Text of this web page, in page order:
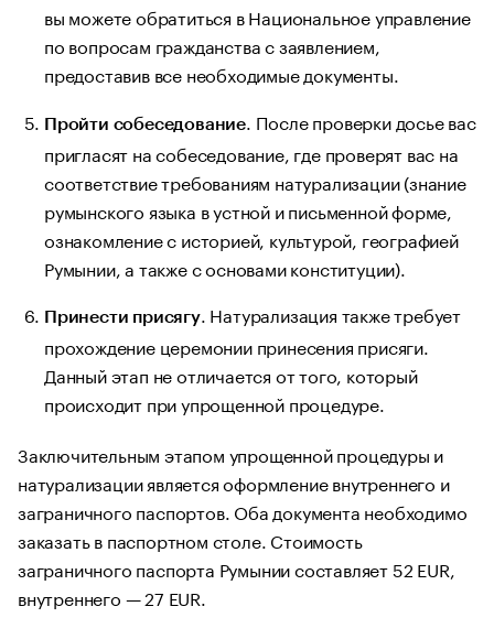
вы можете обратиться в Национальное управление
по вопросам гражданства с заявлением,
предоставив все необходимые документы.
Пройти собеседование
. После проверки досье вас
пригласят на собеседование, где проверят вас на
соответствие требованиям натурализации (знание
румынского языка в устной и письменной форме,
ознакомление с историей, культурой, географией
Румынии, а также с основами конституции).
Принести присягу. Натурализация также требует
прохождение церемонии принесения присяги.
Данный этап не отличается от того, который
происходит при упрощенной процедуре.
Заключительным этапом упрощенной процедуры и
натурализации является оформление внутреннего и
заграничного паспортов. Оба документа необходимо
заказать в паспортном столе. Стоимость
заграничного паспорта Румынии составляет 52 EUR,
внутреннего — 27 EUR.